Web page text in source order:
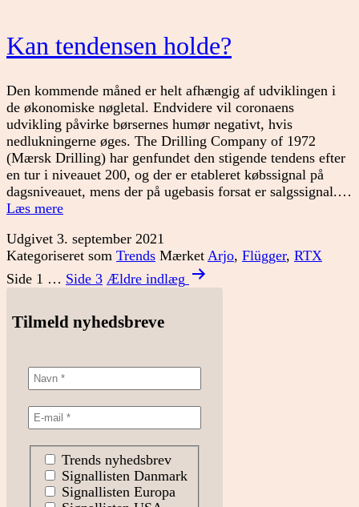
Kan tendensen holde?
Den kommende måned er helt afhængig af udviklingen i
de økonomiske nøgletal. Endvidere vil coronaens
udvikling påvirke børsernes humør negativt, hvis
nedlukningerne øges. The Drilling Company of 1972
(Mærsk Drilling) har genfundet den stigende tendens efter
en tur i niveauet 200, og der er etableret købssignal på
dagsniveauet, mens der på ugebasis forsat er salgssignal.…
Læs mereKan
holde?
Udgivet 3. september 2021
Kategoriseret som Trends Mærket Arjo, Flügger, RTX
Indlægsinddeling
Side 1 … Side 3 Ældre indlæg
Tilmeld nyhedsbreve
Trends nyhedsbrev
Signallisten Danmark
Signallisten Europa